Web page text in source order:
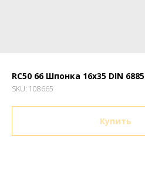
RC50 66 Шпонка 16х35 DIN 6885
SKU: 108665
Купить